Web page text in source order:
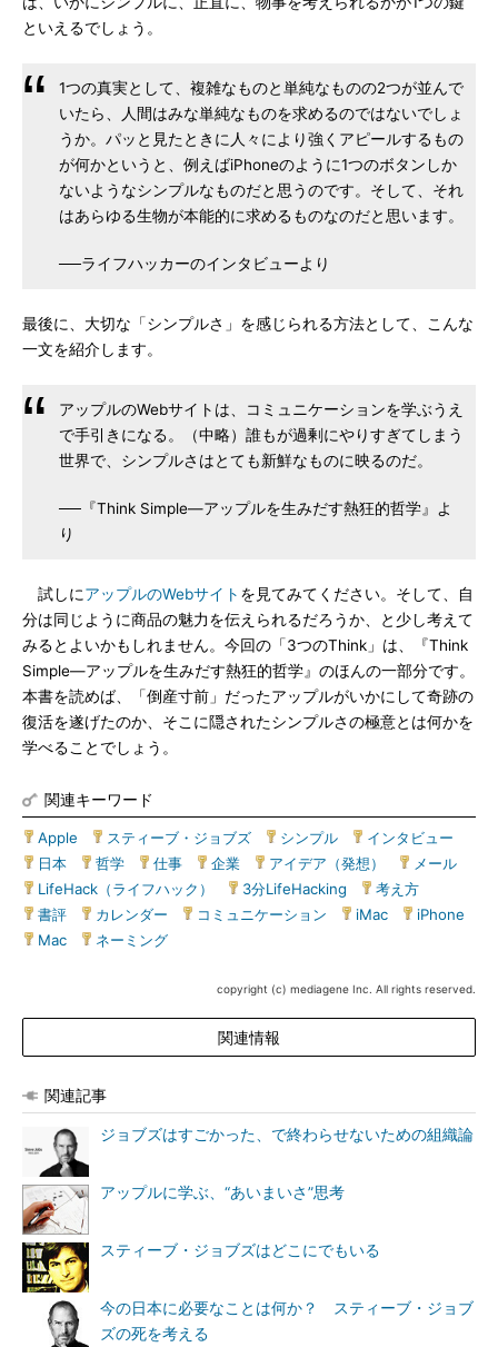
といえるでしょう。
1つの真実として、複雑なものと単純なものの2つが並んで
いたら、人間はみな単純なものを求めるのではないでしょ
うか。パッと見たときに人々により強くアピールするもの
が何かというと、例えばiPhoneのように1つのボタンしか
ないようなシンプルなものだと思うのです。そして、それ
はあらゆる生物が本能的に求めるものなのだと思います。
──ライフハッカーのインタビューより
最後に、大切な「シンプルさ」を感じられる方法として、こんな
一文を紹介します。
アップルのWebサイトは、コミュニケーションを学ぶうえ
で手引きになる。（中略）誰もが過剰にやりすぎてしまう
世界で、シンプルさはとても新鮮なものに映るのだ。
──『Think Simple―アップルを生みだす熱狂的哲学』よ
り
試しにアップルのWebサイト を見てみてください。そして、自
分は同じように商品の魅力を伝えられるだろうか、と少し考えて
みるとよいかもしれません。今回の「3つのThink」は、『Think
Simple―アップルを生みだす熱狂的哲学』のほんの一部分です。
本書を読めば、「倒産寸前」だったアップルがいかにして奇跡の
復活を遂げたのか、そこに隠されたシンプルさの極意とは何かを
学べることでしょう。
関連キーワード
Apple スティーブ・ジョブズ シンプル インタビュー
日本
哲学 仕事 企業 アイデア（発想） メール
LifeHack（ライフハック）
3分LifeHacking 考え方
書評
カレンダー コミュニケーション iMac iPhone
Mac
ネーミング
copyright (c) mediagene Inc. All rights reserved.
関連情報
関連記事
ジョブズはすごかった、で終わらせないための組織論
アップルに学ぶ、“あいまいさ”思考
スティーブ・ジョブズはどこにでもいる
今の日本に必要なことは何か？ スティーブ・ジョブ
ズの死を考える